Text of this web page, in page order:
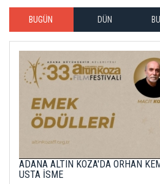
BUGÜN DÜN
ADANA ALTIN KOZA'DA ORHAN
USTA İSME